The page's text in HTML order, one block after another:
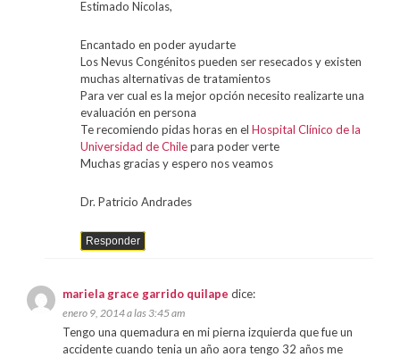
Estimado Nicolas,
Encantado en poder ayudarte
Los Nevus Congénitos pueden ser resecados y existen
muchas alternativas de tratamientos
Para ver cual es la mejor opción necesito realizarte una
evaluación en persona
Te recomiendo pidas horas en el Hospital Clínico de la
Universidad de Chilepara poder verte
Muchas gracias y espero nos veamos
Dr. Patricio Andrades
Responder
mariela grace garrido quilape dice:
enero 9, 2014 a las 3:45 am
Tengo una quemadura en mi pierna izquierda que fue un
accidente cuando tenia un año aora tengo 32 años me